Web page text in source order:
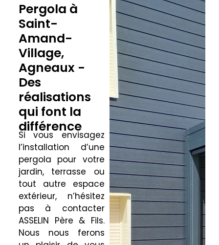
Pergola à
Saint-
Amand-
Village,
Agneaux -
Des
réalisations
qui font la
différence
Si vous envisagez
l’installation d’une
pergola pour votre
jardin, terrasse ou
tout autre espace
extérieur, n’hésitez
pas à contacter
ASSELIN Père & Fils.
Nous nous ferons